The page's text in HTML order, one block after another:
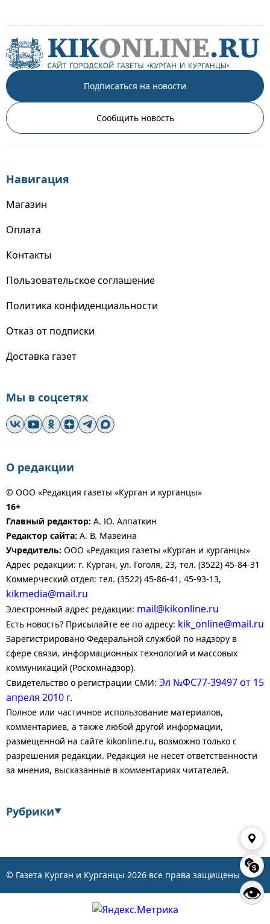
👁
Подписаться на новости
Сообщить новость
Навигация
Магазин
Оплата
Контакты
Пользовательское соглашение
Политика конфиденциальности
Отказ от подписки
Доставка газет
Мы в соцсетях
О редакции
© ООО «Редакция газеты «Курган и курганцы»
16+
Главный редактор: А. Ю. Алпаткин
Редактор сайта: А. В. Мазеина
Учредитель: ООО «Редакция газеты «Курган и курганцы»
Адрес редакции: г. Курган, ул. Гоголя, 23, тел. (3522) 45-84-31
Коммерческий отдел: тел. (3522) 45-86-41, 45-93-13,
kikmedia@mail.ru
Электронный адрес редакции: mail@kikonline.ru
Есть новость? Присылайте ее по адресу: kik_online@mail.ru
Зарегистрировано Федеральной службой по надзору в
сфере связи, информационных технологий и массовых
коммуникаций (Роскомнадзор).
Свидетельство о регистрации СМИ: Эл №ФС77-39497 от 15
апреля 2010 г.
Полное или частичное использование материалов,
комментариев, а также любой другой информации,
размещенной на сайте kikonline.ru, возможно только с
разрешения редакции. Редакция не несет ответственности
за мнения, высказанные в комментариях читателей.
Рубрики▼
События
© Газета Курган и Курганцы 2026 все права защищены